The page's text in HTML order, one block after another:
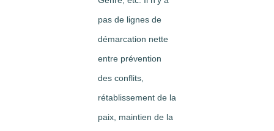
pas de lignes de
démarcation nette
entre prévention
des conflits,
rétablissement de la
paix, maintien de la